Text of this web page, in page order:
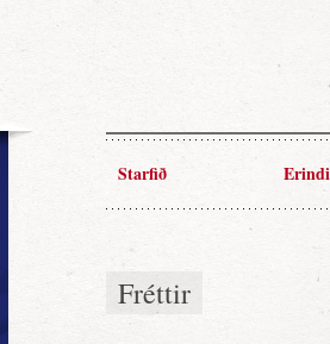
Starfið Erindi
Fréttir